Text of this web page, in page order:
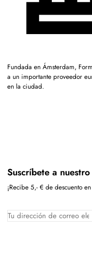
Fundada en Ámsterdam,
a un importante proveedor
en la ciudad.
Suscríbete a
¡Recibe 5,- € de descuento